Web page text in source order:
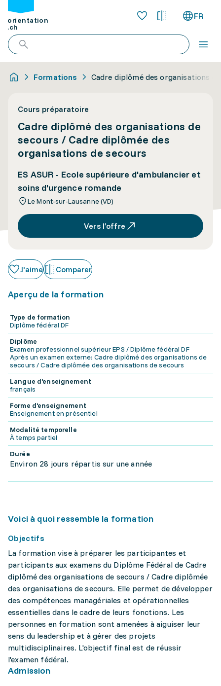
orientation
.ch
FR
Formations Cadre diplômé des organisations
Cours préparatoire
Cadre diplômé des organisations de
secours / Cadre diplômée des
organisations de secours
ES ASUR - Ecole supérieure d'ambulancier et
soins d'urgence romande
Le Mont-sur-Lausanne (VD)
Vers l’offre
J'aime Comparer
Aperçu de la formation
Type de formation
Diplôme fédéral DF
Diplôme
Examen professionnel supérieur EPS / Diplôme fédéral DF
Après un examen externe: Cadre diplômé des organisations de
secours / Cadre diplômée des organisations de secours
Langue d'enseignement
français
Forme d'enseignement
Enseignement en présentiel
Modalité temporelle
À temps partiel
Durée
Environ 28 jours répartis sur une année
Voici à quoi ressemble la formation
Objectifs
La formation vise à préparer les participantes et
participants aux examens du Diplôme Fédéral de Cadre
diplômé des organisations de secours / Cadre diplômée
des organisations de secours. Elle permet de développer
des compétences managériales et opérationnelles
essentielles dans le cadre de leurs fonctions. Les
personnes en formation sont amenées à aiguiser leur
sens du leadership et à gérer des projets
multidisciplinaires. L'objectif final est de réussir
l'examen fédéral.
Admission